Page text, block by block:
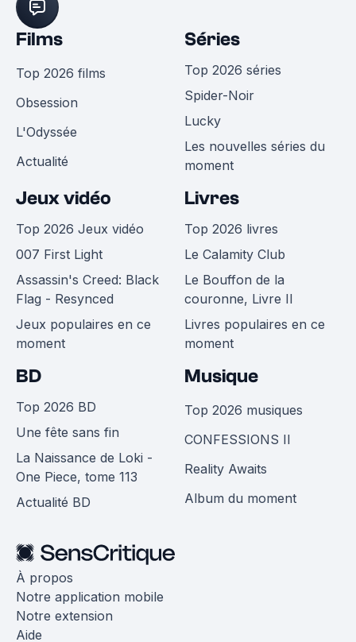
Films
Top 2026 films
Obsession
L'Odyssée
Actualité
Séries
Top 2026 séries
Spider-Noir
Lucky
Les nouvelles séries du
moment
Jeux vidéo
Top 2026 Jeux vidéo
007 First Light
Assassin's Creed: Black
Flag - Resynced
Jeux populaires en ce
moment
Livres
Top 2026 livres
Le Calamity Club
Le Bouffon de la
couronne, Livre II
Livres populaires en ce
moment
BD
Top 2026 BD
Une fête sans fin
La Naissance de Loki -
One Piece, tome 113
Actualité BD
Musique
Top 2026 musiques
CONFESSIONS II
Reality Awaits
Album du moment
À propos
Notre application mobile
Notre extension
Aide